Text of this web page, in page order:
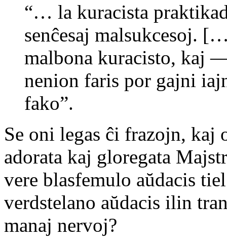
“… la kuracista
senĉesaj malsukcesoj.
malbona kuracisto, kaj
nenion faris por gajni
fako”.
Se oni legas ĉi frazojn, kaj
adorata kaj gloregata
vere blasfemulo aŭdacis
verdstelano aŭdacis ilin
manaj nervoj?